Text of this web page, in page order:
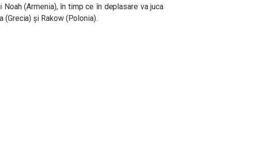
Noah (Armenia), în timp ce în deplasare va juca
(Grecia) și Rakow (Polonia).